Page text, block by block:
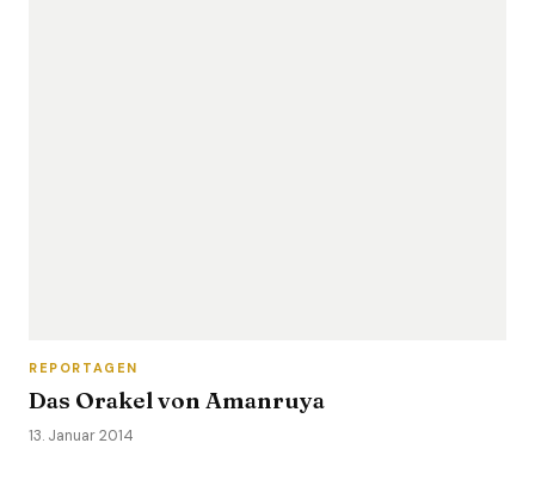
REPORTAGEN
Das Orakel von Amanruya
13. Januar 2014